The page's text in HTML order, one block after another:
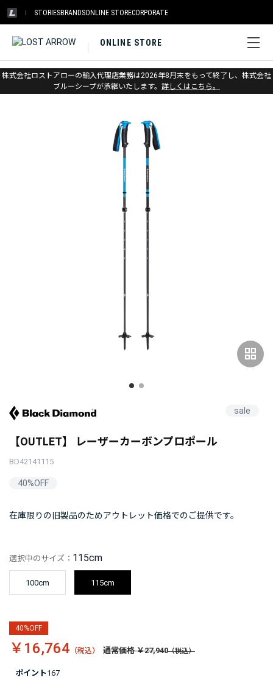
STORIESBRANDSONLINE STORECORPORATE
ONLINE STORE
株式会社ロストアローの輸入代理店業務は2026年8月末をもって終了し、株式会社
ブルーシープが承継いたします。 詳しくはこちら。
ホーム > アウトレット > その他ギア
grid_view
sale
【OUTLET】 レーザーカーボンプロポール
BD42141115
40%OFF
在庫限りの旧製品のためアウトレット価格でのご提供です。
ポイント167
選択中のサイズ： 115cm
100cm 115cm
40%OFF
￥16,764 通常価格 ￥27,940